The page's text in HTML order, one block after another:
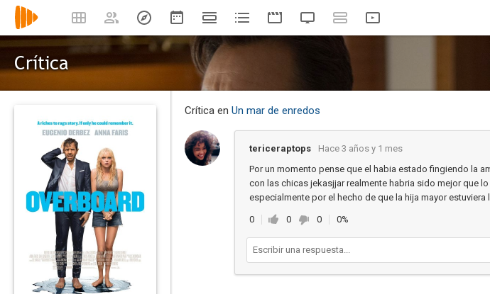
Crítica
Crítica en Un mar de enredos
tericeraptops Hace 3 años y 1 mes
Por un momento pense que el habia estado fingiendo la
con las chicas jekasjjar realmente habria sido mejor que
especialmente por el hecho de que la hija mayor estuviera
0 0 0 0%